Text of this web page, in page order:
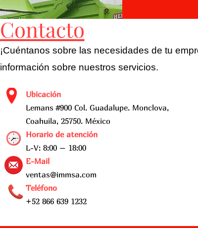
Contacto
¡Cuéntanos sobre las necesidades de tu
información sobre nuestros servicios.
Ubicación
Lemans #900 Col. Guadalupe. Monclova,
Coahuila, 25750. México
Horario de atención
L-V: 8:00 – 18:00
E-Mail
ventas@immsa.com
Teléfono
+52 866 639 1232